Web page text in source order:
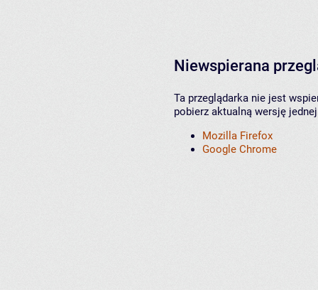
Niewspierana
Ta przeglądarka nie jest
pobierz aktualną wersję
Mozilla Firefox
Google Chrome